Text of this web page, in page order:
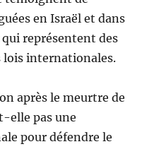
en Israël et dans
représentent des
lois internationales.
après le meurtre de
elle pas une
pour défendre le